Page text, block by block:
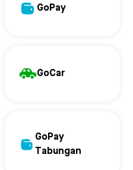
GoPay
GoCar
GoPay
Tabungan